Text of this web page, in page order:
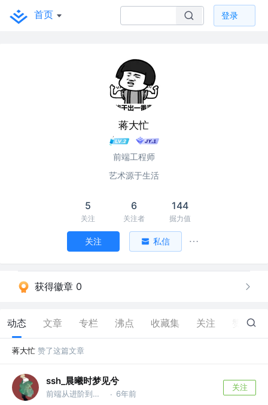
首页 登录
蒋大忙
前端工程师
艺术源于生活
5
关注
6
关注者
144
掘力值
关注 私信
获得徽章 0
动态 文章 专栏 沸点 收藏集 关注 11
蒋大忙 赞了这篇文章
ssh_晨曦时梦见兮
前端从进阶到入院 @字节跳动 · 6年前
关注